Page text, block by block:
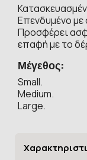
Επενδυμένο
Προσφέρει
επαφή με το
Μέγεθος:
Small.
Medium.
Large.